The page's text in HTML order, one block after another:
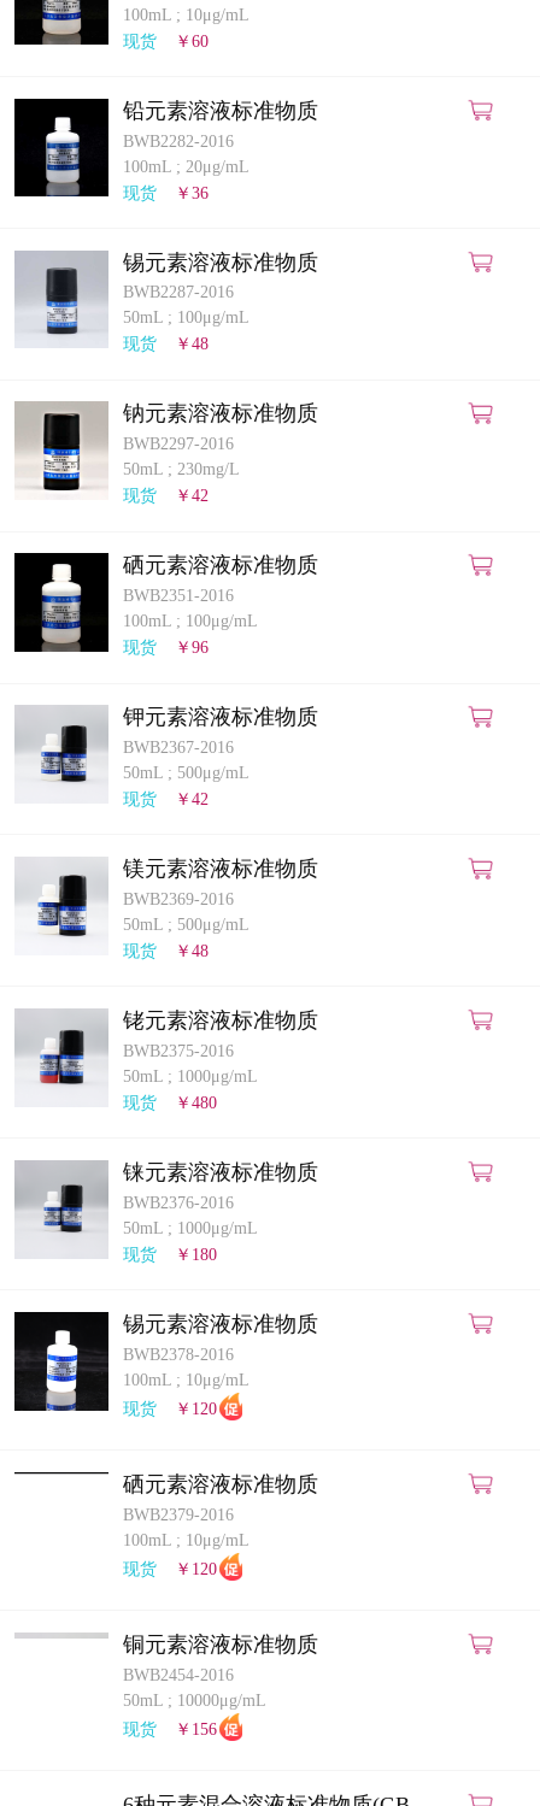
100mL ; 10μg/mL
现货
￥60
铅元素溶液标准物质
BWB2282-2016
100mL ; 20μg/mL
现货
￥36
锡元素溶液标准物质
BWB2287-2016
50mL ; 100μg/mL
现货
￥48
钠元素溶液标准物质
BWB2297-2016
50mL ; 230mg/L
现货
￥42
硒元素溶液标准物质
BWB2351-2016
100mL ; 100μg/mL
现货
￥96
钾元素溶液标准物质
BWB2367-2016
50mL ; 500μg/mL
现货
￥42
镁元素溶液标准物质
BWB2369-2016
50mL ; 500μg/mL
现货
￥48
铑元素溶液标准物质
BWB2375-2016
50mL ; 1000μg/mL
现货
￥480
铼元素溶液标准物质
BWB2376-2016
50mL ; 1000μg/mL
现货
￥180
锡元素溶液标准物质
BWB2378-2016
100mL ; 10μg/mL
现货
￥120
硒元素溶液标准物质
BWB2379-2016
100mL ; 10μg/mL
现货
￥120
铜元素溶液标准物质
BWB2454-2016
50mL ; 10000μg/mL
现货
￥156